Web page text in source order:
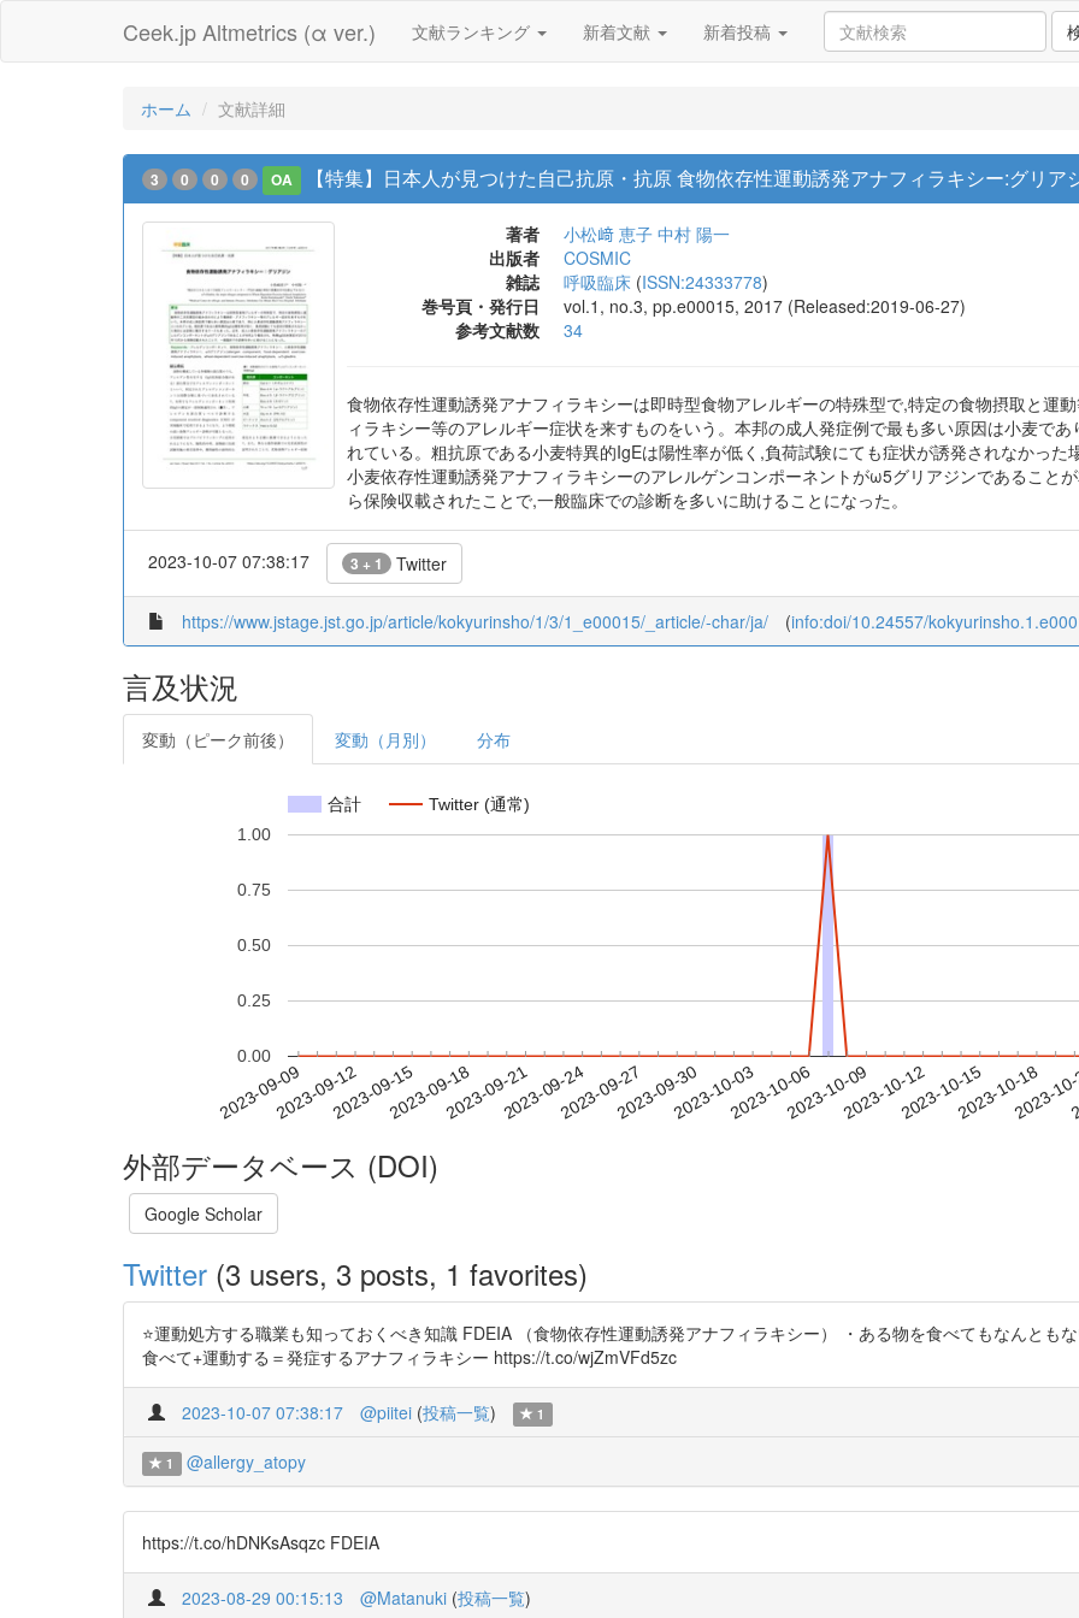
Ceek.jp Altmetrics (α ver.) 文献ランキング 新着文献 新着投稿
ホーム 文献詳細
3 0 0 0 OA 【特集】日本人が見つけた自己抗原・抗原 食物依存性運動誘発アナフィラキシー:グリア
著者 小松﨑 恵子 中村 陽一
出版者
COSMIC
雑誌
呼吸臨床 (ISSN:24333778)
巻号頁・発行日
vol.1, no.3, pp.e00015, 2017 (Released:2019-06-27)
参考文献数
34
食物依存性運動誘発アナフィラキシーは即時型食物アレルギーの特殊型で,特定の食物摂取と運
ィラキシー等のアレルギー症状を来すものをいう。本邦の成人発症例で最も多い原因は小麦で
れている。粗抗原である小麦特異的IgEは陽性率が低く,負荷試験にても症状が誘発されなかっ
小麦依存性運動誘発アナフィラキシーのアレルゲンコンポーネントがω5グリアジンであること
ら保険収載されたことで,一般臨床での診断を多いに助けることになった。
2023-10-07 07:38:17 3 + 1 Twitter
https://www.jstage.jst.go.jp/article/kokyurinsho/1/3/1_e00015/_article/-char/ja/ (info:doi/10.24557/
言及状況
変動（ピーク前後） 変動（月別） 分布
合計 Twitter (通常)
2023-09-092023-09-122023-09-152023-09-182023-09-212023-09-242023-09-272023-09-302023-10-032023-10-062023-10-092023-10-122023-10-152023-10-18
2023-
0.00
0.25
0.50
0.75
1.00
外部データベース (DOI)
Google Scholar
Twitter (3 users, 3 posts, 1 favorites)
⭐️運動処方する職業も知っておくべき知識 FDEIA （食物依存性運動誘発アナフィラキシー） ・ある物を食べてもなんとも
食べて+運動する＝発症するアナフィラキシー https://t.co/wjZmVFd5zc
2023-10-07 07:38:17 @piitei (投稿一覧) 1
1 @allergy_atopy
https://t.co/hDNKsAsqzc FDEIA
2023-08-29 00:15:13 @Matanuki (投稿一覧)